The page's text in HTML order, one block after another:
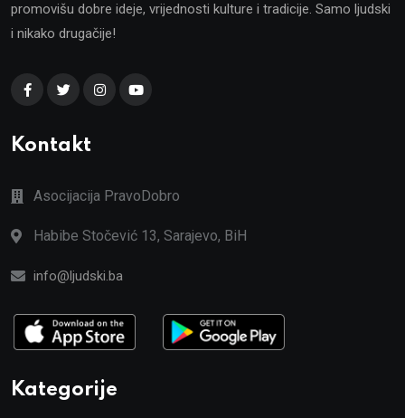
promovišu dobre ideje, vrijednosti kulture i tradicije. Samo ljudski
i nikako drugačije!
Kontakt
Asocijacija PravoDobro
Habibe Stočević 13, Sarajevo, BiH
info@ljudski.ba
Kategorije